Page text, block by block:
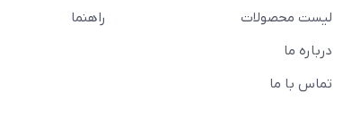
لیست محصولات
درباره ما
تماس با ما
راهنما